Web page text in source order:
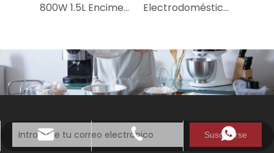
800W 1.5L Encimera de mesa Cuerpo de acero inoxidable de 2 velocidades 6 cuchillas Batidos eléctricos de vidrio Batidos Trituración de hielo Exprimidor Molienda Procesador de alimentos Licuadora doméstica Electrodomésticos de la máquina de jugo de 3in1 Machine Licuadora Bottle Meligra de batidos portátiles Portable Juicer Blender para cocina
Suscribirse
katy@jmhomemaster.com
+86-750-3318790
WhatsApp